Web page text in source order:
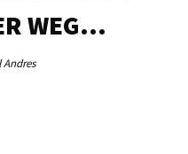
WEG…